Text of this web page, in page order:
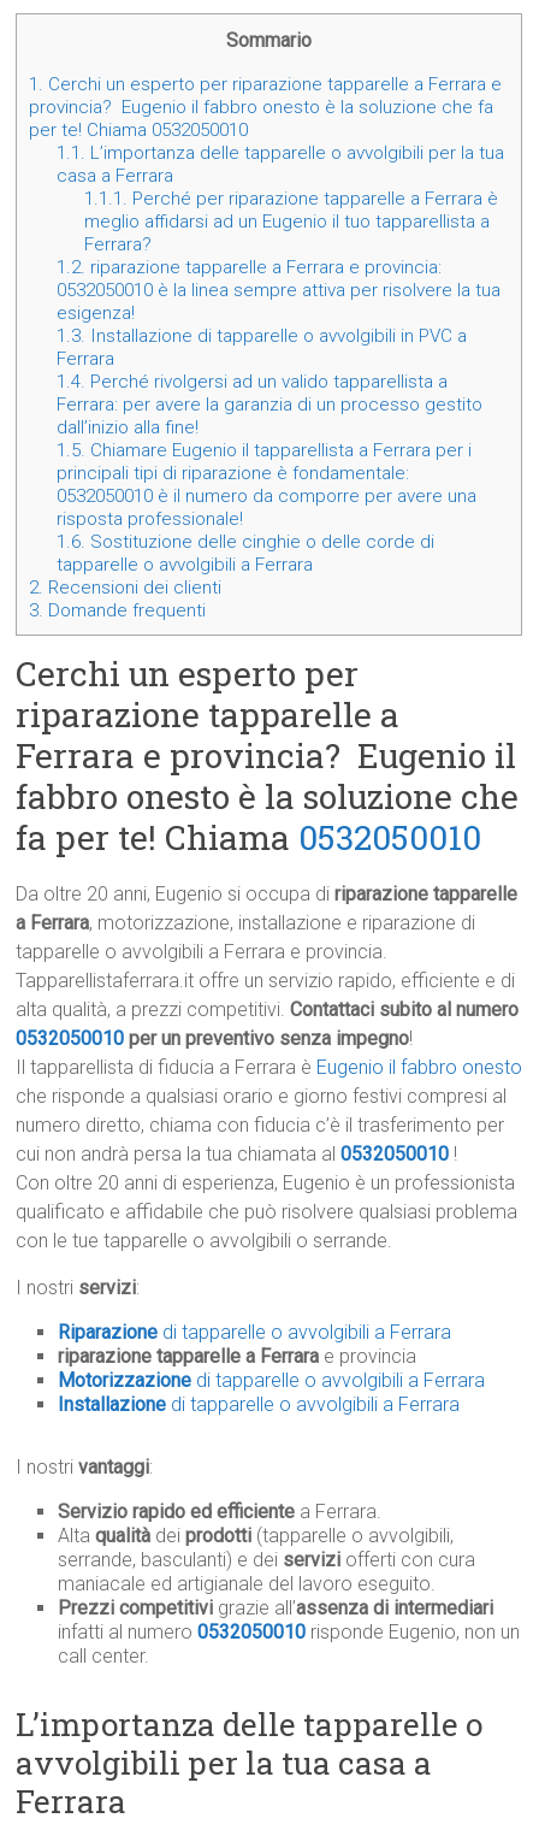
Sommario
1. Cerchi un esperto per riparazione tapparelle a Ferrara e
provincia? Eugenio il fabbro onesto è la soluzione che fa
per te! Chiama 0532050010
1.1. L’importanza delle tapparelle o avvolgibili per la tua
casa a Ferrara
1.1.1. Perché per riparazione tapparelle a Ferrara è
meglio affidarsi ad un Eugenio il tuo tapparellista a
Ferrara?
1.2. riparazione tapparelle a Ferrara e provincia:
0532050010 è la linea sempre attiva per risolvere la tua
esigenza!
1.3. Installazione di tapparelle o avvolgibili in PVC a
Ferrara
1.4. Perché rivolgersi ad un valido tapparellista a
Ferrara: per avere la garanzia di un processo gestito
dall’inizio alla fine!
1.5. Chiamare Eugenio il tapparellista a Ferrara per i
principali tipi di riparazione è fondamentale:
0532050010 è il numero da comporre per avere una
risposta professionale!
1.6. Sostituzione delle cinghie o delle corde di
tapparelle o avvolgibili a Ferrara
2. Recensioni dei clienti
3. Domande frequenti
Cerchi un esperto per
riparazione tapparelle a
Ferrara e provincia? Eugenio il
fabbro onesto è la soluzione che
fa per te! Chiama 0532050010
Da oltre 20 anni, Eugenio si occupa diriparazione tapparelle
a Ferrara, motorizzazione, installazione e riparazione di
tapparelle o avvolgibili a Ferrara e provincia.
Tapparellistaferrara.it offre un servizio rapido, efficiente e di
alta qualità, a prezzi competitivi.Contattaci subito al numero
0532050010 per un preventivo senza impegno!
Il tapparellista di fiducia a Ferrara è Eugenio il fabbro onesto
che risponde a qualsiasi orario e giorno festivi compresi al
numero diretto, chiama con fiducia c’è il trasferimento per
cui non andrà persa la tua chiamata al0532050010 !
Con oltre 20 anni di esperienza, Eugenio è un professionista
qualificato e affidabile che può risolvere qualsiasi problema
con le tue tapparelle o avvolgibili o serrande.
I nostri servizi:
Riparazione di tapparelle o avvolgibili a Ferrara
riparazione tapparelle a Ferrara e provincia
Motorizzazione di tapparelle o avvolgibili a Ferrara
Installazione di tapparelle o avvolgibili a Ferrara
I nostrivantaggi:
Servizio rapido ed efficiente a Ferrara.
Altaqualità deiprodotti (tapparelle o avvolgibili,
serrande, basculanti) e dei servizi offerti con cura
maniacale ed artigianale del lavoro eseguito.
Prezzi competitivi grazie all’assenza di intermediari
infatti al numero0532050010 risponde Eugenio, non un
call center.
L’importanza delle tapparelle o
avvolgibili per la tua casa a
Ferrara